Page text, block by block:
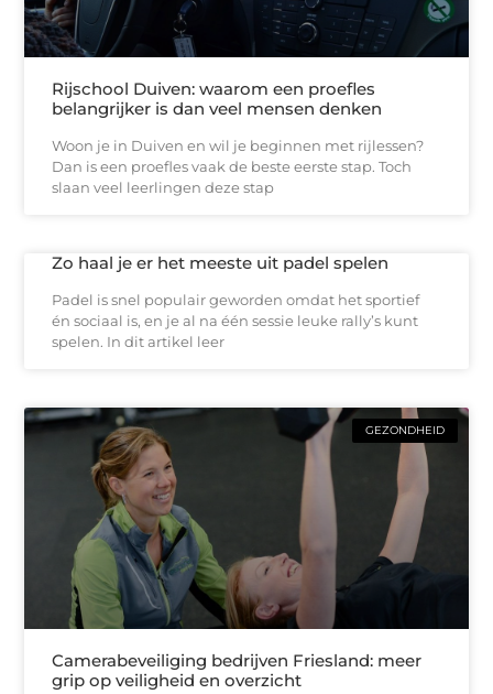
Rijschool Duiven: waarom een proefles
belangrijker is dan veel mensen denken
Woon je in Duiven en wil je beginnen met rijlessen?
Dan is een proefles vaak de beste eerste stap. Toch
slaan veel leerlingen deze stap
Zo haal je er het meeste uit padel spelen
Padel is snel populair geworden omdat het sportief
én sociaal is, en je al na één sessie leuke rally’s kunt
spelen. In dit artikel leer
GEZONDHEID
Camerabeveiliging bedrijven Friesland: meer
grip op veiligheid en overzicht